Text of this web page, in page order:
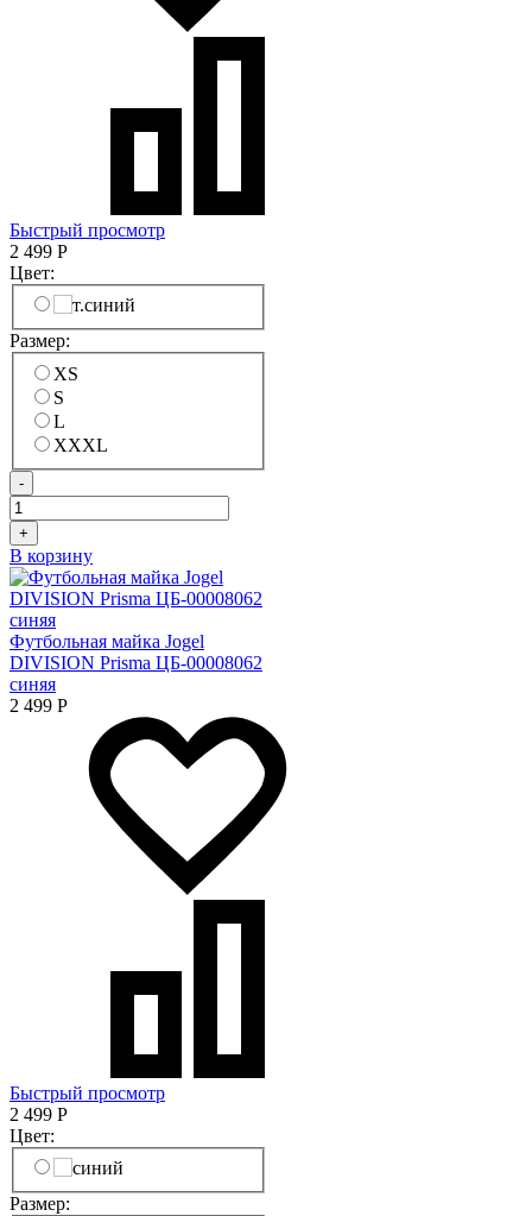
Быстрый просмотр
2 499 Р
Цвет:
Размер:
XS
S
L
XXXL
-
+
В корзину
Футбольная майка Jogel
DIVISION Prisma ЦБ-00008062
синяя
2 499 Р
Быстрый просмотр
2 499 Р
Цвет:
Размер: